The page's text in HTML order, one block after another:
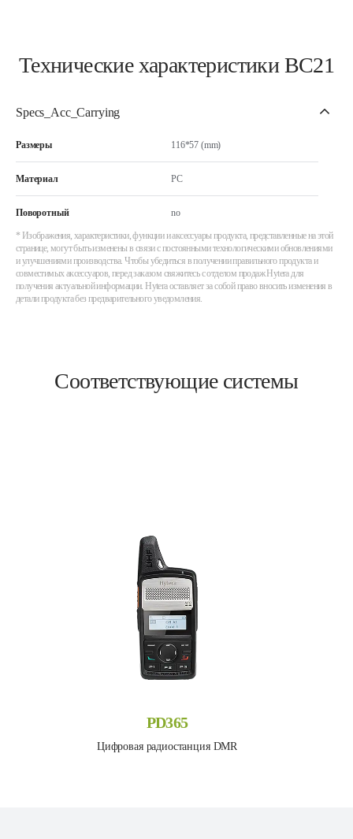
Технические характеристики BC21
Specs_Acc_Carrying
Размеры 116*57 (mm)
Материал PC
Поворотный no
* Изображения, характеристики, функции и аксессуары продукта, представленные на этой
странице, могут быть изменены в связи с постоянными технологическими обновлениями
и улучшениями производства. Чтобы убедиться в получении правильного продукта и
совместимых аксессуаров, перед заказом свяжитесь с отделом продаж Hytera для
получения актуальной информации. Hytera оставляет за собой право вносить изменения в
детали продукта без предварительного уведомления.
Соответствующие системы
PD365
Цифровая радиостанция DMR